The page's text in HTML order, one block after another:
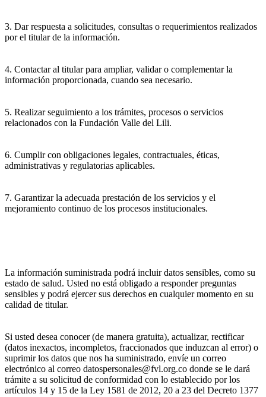
3. Dar respuesta a solicitudes, consultas o requerimientos realizados
por el titular de la información.
4. Contactar al titular para ampliar, validar o complementar la
información proporcionada, cuando sea necesario.
5. Realizar seguimiento a los trámites, procesos o servicios
relacionados con la Fundación Valle del Lili.
6. Cumplir con obligaciones legales, contractuales, éticas,
administrativas y regulatorias aplicables.
7. Garantizar la adecuada prestación de los servicios y el
mejoramiento continuo de los procesos institucionales.
La información suministrada podrá incluir datos sensibles, como su
estado de salud. Usted no está obligado a responder preguntas
sensibles y podrá ejercer sus derechos en cualquier momento en su
calidad de titular.
Si usted desea conocer (de manera gratuita), actualizar, rectificar
(datos inexactos, incompletos, fraccionados que induzcan al error) o
suprimir los datos que nos ha suministrado, envíe un correo
electrónico al correo datospersonales@fvl.org.co donde se le dará
trámite a su solicitud de conformidad con lo establecido por los
artículos 14 y 15 de la Ley 1581 de 2012, 20 a 23 del Decreto 1377